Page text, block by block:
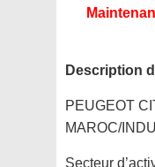
Description
PEUGEOT
MAROC/
Secteur